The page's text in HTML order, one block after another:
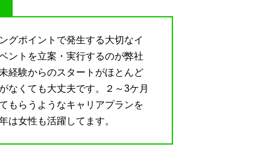
グポイントで発生する大切なイ
ントを立案・実行するのが弊社
経験からのスタートがほとんど
なくても大丈夫です。２～3ケ月
もらうようなキャリアプランを
は女性も活躍してます。